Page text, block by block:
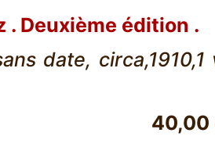
Deuxième édition .
date, circa,1910,1
40,00